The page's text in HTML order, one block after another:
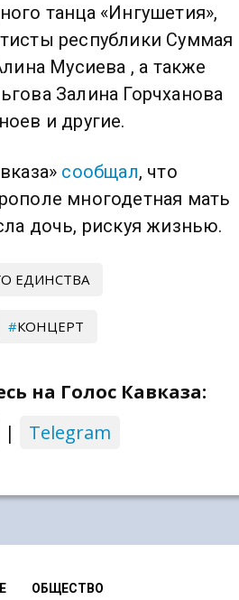
танца «Ингушетия»,
республики Суммая
Мусиева , а также
Залина Горчханова
и другие.
сообщал, что
многодетная мать
дочь, рискуя жизнью.
ЕДИНСТВА
КОНЦЕРТ
на Голос Кавказа:
| Telegram
ОБЩЕСТВО